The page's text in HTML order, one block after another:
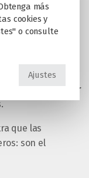
a los
que aprender a
razonar y aplicar
que las
son el
más
cookies y
o consulte
Ajustes